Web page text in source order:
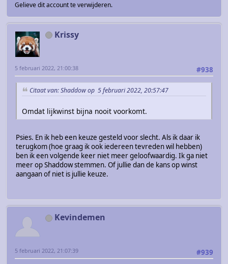
Gelieve dit account te verwijderen.
Krissy
#938
5 februari 2022, 21:00:38
Citaat van: Shaddow op 5 februari 2022, 20:57:47
Omdat lijkwinst bijna nooit voorkomt.
Psies. En ik heb een keuze gesteld voor slecht. Als ik daar ik
terugkom (hoe graag ik ook iedereen tevreden wil hebben)
ben ik een volgende keer niet meer geloofwaardig. Ik ga niet
meer op Shaddow stemmen. Of jullie dan de kans op winst
aangaan of niet is jullie keuze.
Kevindemen
#939
5 februari 2022, 21:07:39